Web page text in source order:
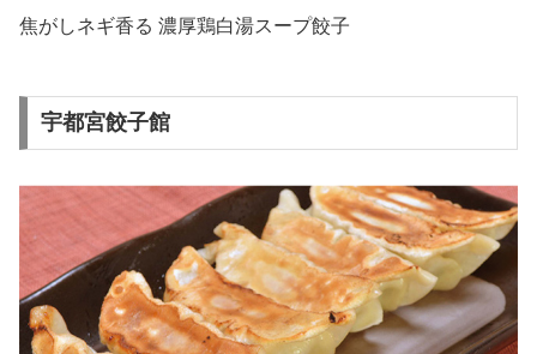
焦がしネギ香る 濃厚鶏白湯スープ餃子
宇都宮餃子館